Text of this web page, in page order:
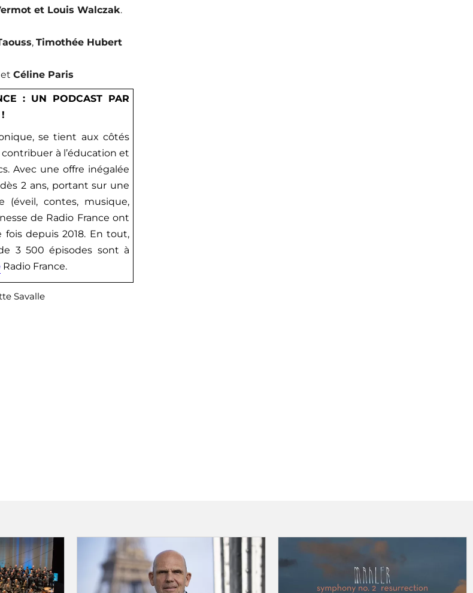
et Louis Walczak.
, Timothée Hubert
et Céline Paris
: UN PODCAST PAR
se tient aux côtés
à l’éducation et
Avec une offre inégalée
2 ans, portant sur une
(éveil, contes, musique,
de Radio France ont
depuis 2018. En tout,
3 500 épisodes sont à
Radio France.
Savalle